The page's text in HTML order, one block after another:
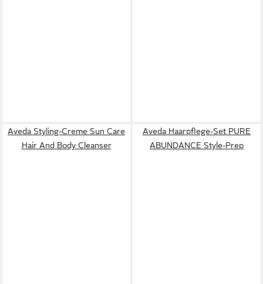
Aveda Styling-Creme Sun Care
Hair And Body Cleanser
Aveda Haarpflege-Set PURE
ABUNDANCE Style-Prep